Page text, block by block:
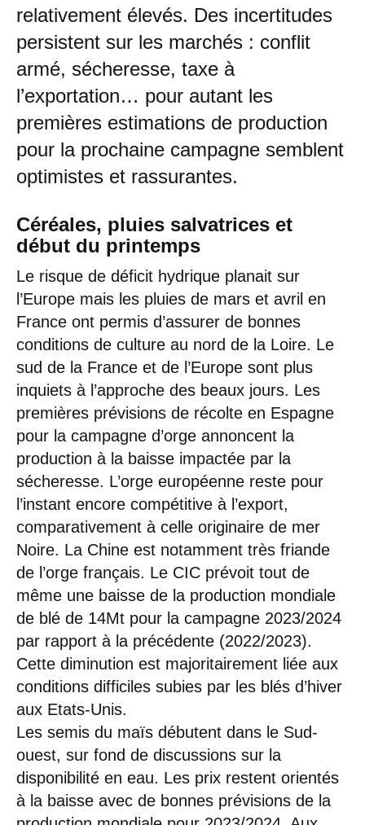
relativement élevés. Des incertitudes
persistent sur les marchés : conflit
armé, sécheresse, taxe à
l’exportation… pour autant les
premières estimations de production
pour la prochaine campagne semblent
optimistes et rassurantes.
Céréales, pluies salvatrices et
début du printemps
Le risque de déficit hydrique planait sur
l’Europe mais les pluies de mars et avril en
France ont permis d’assurer de bonnes
conditions de culture au nord de la Loire. Le
sud de la France et de l’Europe sont plus
inquiets à l’approche des beaux jours. Les
premières prévisions de récolte en Espagne
pour la campagne d’orge annoncent la
production à la baisse impactée par la
sécheresse. L’orge européenne reste pour
l’instant encore compétitive à l’export,
comparativement à celle originaire de mer
Noire. La Chine est notamment très friande
de l’orge français. Le CIC prévoit tout de
même une baisse de la production mondiale
de blé de 14Mt pour la campagne 2023/2024
par rapport à la précédente (2022/2023).
Cette diminution est majoritairement liée aux
conditions difficiles subies par les blés d’hiver
aux Etats-Unis.
Les semis du maïs débutent dans le Sud-
ouest, sur fond de discussions sur la
disponibilité en eau. Les prix restent orientés
à la baisse avec de bonnes prévisions de la